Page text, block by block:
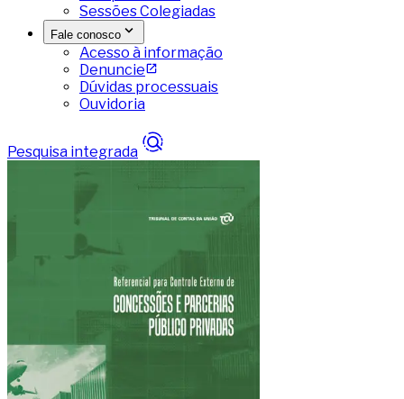
Sessões Colegiadas
Fale conosco
Acesso à informação
Denuncie
Dúvidas processuais
Ouvidoria
Pesquisa integrada